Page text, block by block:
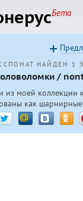
Бета
НАЙДЕН 1
/
из моей коллекции
как